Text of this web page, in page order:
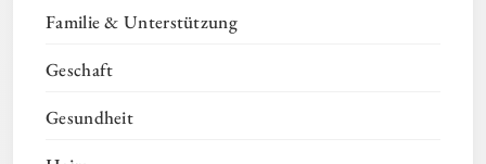
Familie & Unterstützung
Geschaft
Gesundheit